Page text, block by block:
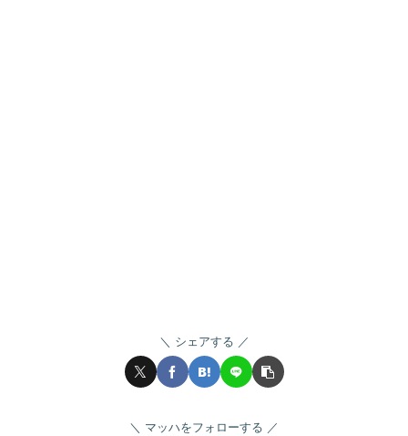
シェアする
マッハをフォローする